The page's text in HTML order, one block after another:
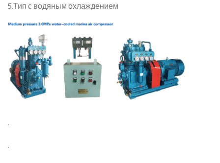
5.Тип с водяным охлаждением
.
.